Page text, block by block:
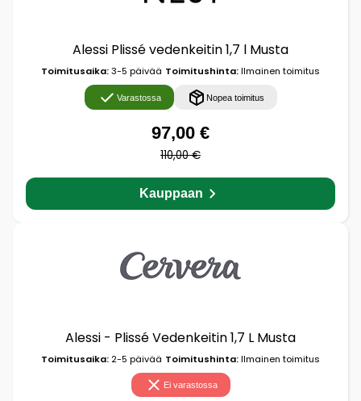
Alessi Plissé vedenkeitin 1,7 l Musta
Toimitusaika:3-5 päivää Toimitushinta:Ilmainen toimitus
Varastossa Nopea toimitus
97,00 €
110,00 €
Kauppaan
Alessi - Plissé Vedenkeitin 1,7 L Musta
Toimitusaika: 2-5 päivää Toimitushinta:Ilmainen toimitus
Ei varastossa